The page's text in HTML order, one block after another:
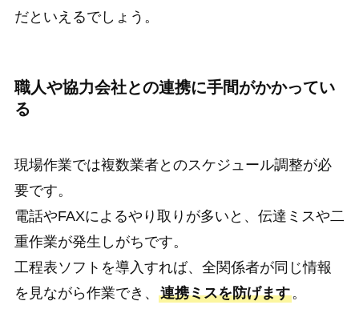
だといえるでしょう。
職人や協力会社との連携に手間がかかってい
る
現場作業では複数業者とのスケジュール調整が必
要です。
電話やFAXによるやり取りが多いと、伝達ミスや二
重作業が発生しがちです。
工程表ソフトを導入すれば、全関係者が同じ情報
を見ながら作業でき、 連携ミスを防げます。